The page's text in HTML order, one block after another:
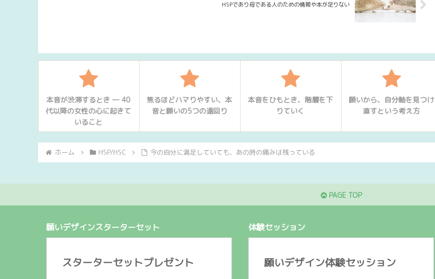
HSPであり母である人のための情報や本が足りない
本音が渋滞するとき ― 40
代以降の女性の心に起きて
いること
焦るほどハマりやすい、本
音と願いの5つの遠回り
本音をひもとき、階層を下
りていく
願いから、自分軸を見つけ
直すという考え方
ホーム HSP/HSC 今の自分に満足していても、あの時の痛みは残っている
PAGE TOP
願いデザインスターターセット
スターターセットプレゼント
体験セッション
願いデザイン体験セッション